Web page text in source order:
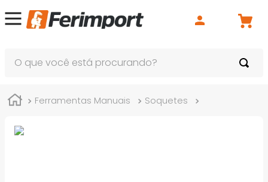
Ferramentas Manuais Soquetes